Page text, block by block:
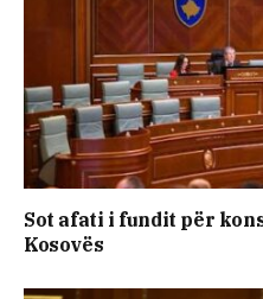
Sot afati i fundit për
Kosovës